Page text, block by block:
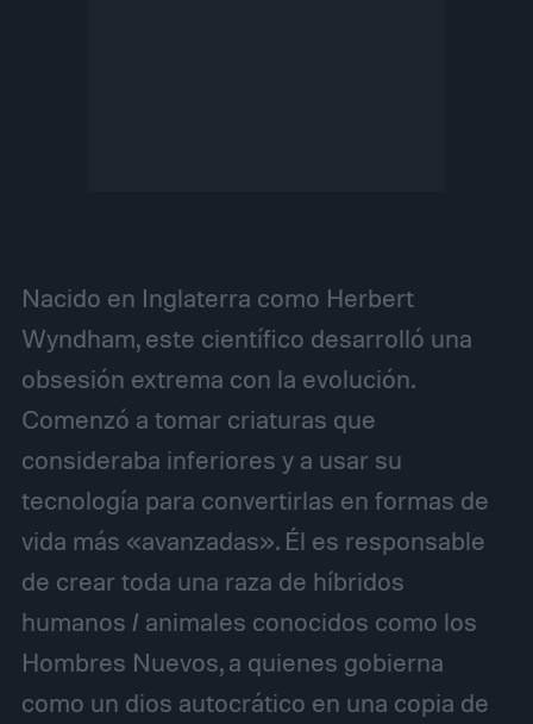
Nacido en Inglaterra como Herbert
Wyndham, este científico desarrolló una
obsesión extrema con la evolución.
Comenzó a tomar criaturas que
consideraba inferiores y a usar su
tecnología para convertirlas en formas de
vida más «avanzadas». Él es responsable
de crear toda una raza de híbridos
humanos / animales conocidos como los
Hombres Nuevos, a quienes gobierna
como un dios autocrático en una copia de